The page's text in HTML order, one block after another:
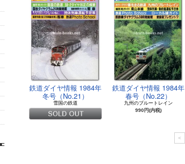
鉄道ダイヤ情報 1984年
冬号（No.21）
雪国の鉄道
鉄道ダイヤ情報 1984年
春号（No.22）
九州のブルートレイン
990円(内税)
<